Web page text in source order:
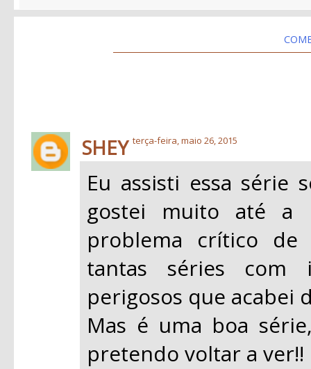
SHEY terça-feira, maio 26, 2015
Eu assisti essa série
gostei muito até a
problema crítico
tantas séries com
perigosos que acabei
Mas é uma boa
pretendo voltar a ver!!